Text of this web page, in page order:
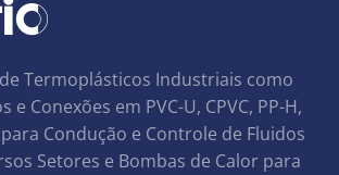
Termoplásticos Industriais como
e Conexões em PVC-U, CPVC, PP-H,
para Condução e Controle de Fluidos
Setores e Bombas de Calor para